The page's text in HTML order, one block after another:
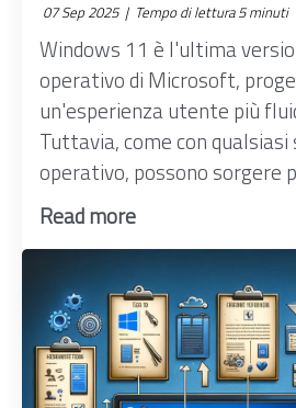
07 Sep 2025 | Tempo di lettura 5 minuti
Windows 11 è l'ultima
operativo di Microsoft,
un'esperienza utente più
Tuttavia, come con
operativo, possono sorgere
Read more